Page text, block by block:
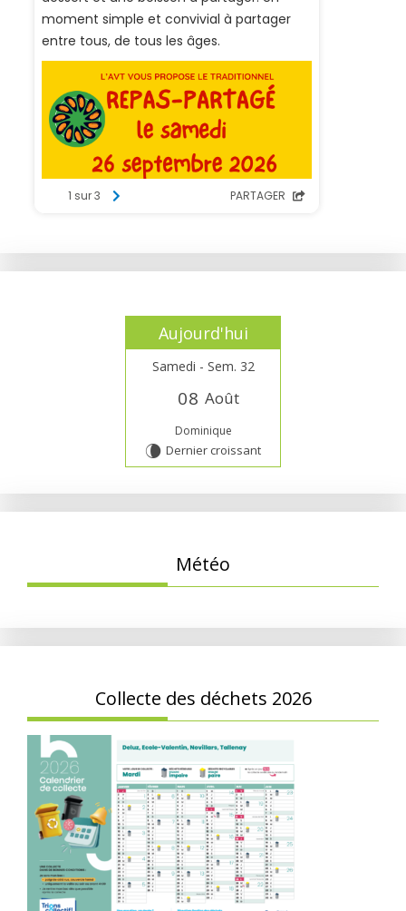
Aujourd'hui
Samedi - Sem. 32
08 Août
Dominique
V Dernier croissant
Météo
Collecte des déchets 2026